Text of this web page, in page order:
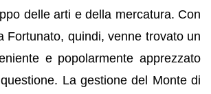
delle arti e della mercatura. Con
Fortunato, quindi, venne trovato un
e popolarmente apprezzato
La gestione del Monte di